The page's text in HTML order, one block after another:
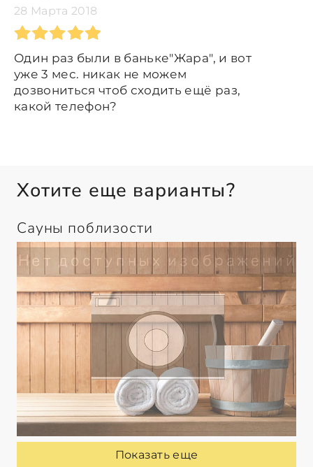
28 Марта 2018
Один раз были в баньке"Жара", и вот
уже 3 мес. никак не можем
дозвониться чтоб сходить ещё раз,
какой телефон?
Хотите еще варианты?
Сауны поблизости
Показать еще